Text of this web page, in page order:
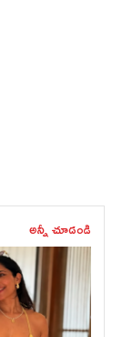
అన్నీ చూడండి